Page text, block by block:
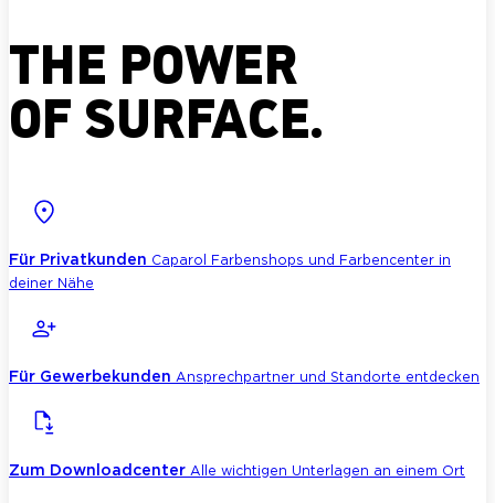
THE POWER
OF SURFACE.
Für Privatkunden Caparol Farbenshops und Farbencenter in
deiner Nähe
Für Gewerbekunden Ansprechpartner und Standorte entdecken
Zum Downloadcenter Alle wichtigen Unterlagen an einem Ort